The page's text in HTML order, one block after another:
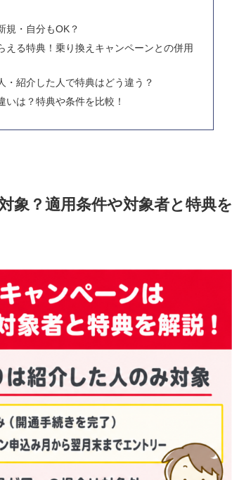
規・自分もOK？
える特典！乗り換えキャンペーンとの併用
・紹介した人で特典はどう違う？
は？特典や条件を比較！
象？適用条件や対象者と特典を